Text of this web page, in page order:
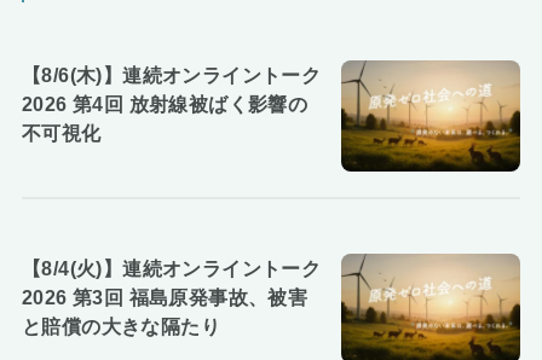
【8/6(木)】連続オンライントーク
2026 第4回 放射線被ばく影響の
不可視化
【8/4(火)】連続オンライントーク
2026 第3回 福島原発事故、被害
と賠償の大きな隔たり